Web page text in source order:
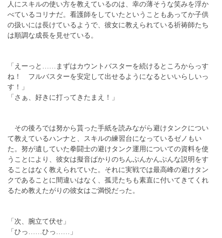
人にスキルの使い方を教えているのは、幸の薄そうな笑みを浮か
べているコリナだ。看護師をしていたということもあってか子供
の扱いには長けているようで、彼女に教えられている祈祷師たち
は順調な成長を見せている。
「えーっと……まずはカウントバスターを続けるところからっす
ね！ フルバスターを安定して出せるようになるといいらしいっ
す！」
「さぁ、好きに打ってきたまえ！」
その後ろでは努から貰った手紙を読みながら避けタンクについ
て教えているハンナと、スキルの練習台になっているゼノもい
た。努が遺していた拳闘士の避けタンク運用についての資料を使
うことにより、彼女は擬音ばかりのちんぷんかんぷんな説明をす
ることはなく教えられていた。それに実戦では最高峰の避けタン
クであることに間違いはなく、孤児たちも素直に付いてきてくれ
るため教えたがりの彼女はご満悦だった。
「次、腕立て伏せ」
「ひっ……ひっ……」